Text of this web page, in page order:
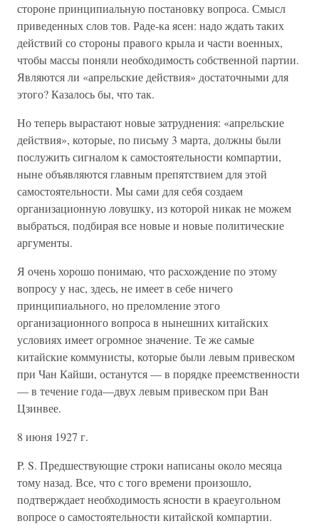
стороне принципиальную постановку вопроса. Смысл
приведенных слов тов. Раде-ка ясен: надо ждать таких
действий со стороны правого крыла и части военных,
чтобы массы поняли необходимость собственной партии.
Являются ли «апрельские действия» достаточными для
этого? Казалось бы, что так.
Но теперь вырастают новые затруднения: «апрельские
действия», которые, по письму 3 марта, должны были
послужить сигналом к самостоятельности компартии,
ныне объявляются главным препятствием для этой
самостоятельности. Мы сами для себя создаем
организационную ловушку, из которой никак не можем
выбраться, подбирая все новые и новые политические
аргументы.
Я очень хорошо понимаю, что расхождение по этому
вопросу у нас, здесь, не имеет в себе ничего
принципиального, но преломление этого
организационного вопроса в нынешних китайских
условиях имеет огромное значение. Те же самые
китайские коммунисты, которые были левым привеском
при Чан Кайши, останутся — в порядке преемственности
— в течение года—двух левым привеском при Ван
Цзинвее.
8 июня 1927 г.
P. S. Предшествующие строки написаны около месяца
тому назад. Все, что с того времени произошло,
подтверждает необходимость ясности в краеугольном
вопросе о самостоятельности китайской компартии.